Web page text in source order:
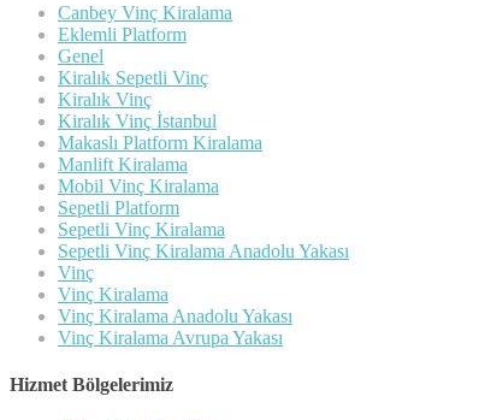
Canbey Vinç Kiralama
Eklemli Platform
Genel
Kiralık Sepetli Vinç
Kiralık Vinç
Kiralık Vinç İstanbul
Makaslı Platform Kiralama
Manlift Kiralama
Mobil Vinç Kiralama
Sepetli Platform
Sepetli Vinç Kiralama
Sepetli Vinç Kiralama Anadolu Yakası
Vinç
Vinç Kiralama
Vinç Kiralama Anadolu Yakası
Vinç Kiralama Avrupa Yakası
Hizmet Bölgelerimiz